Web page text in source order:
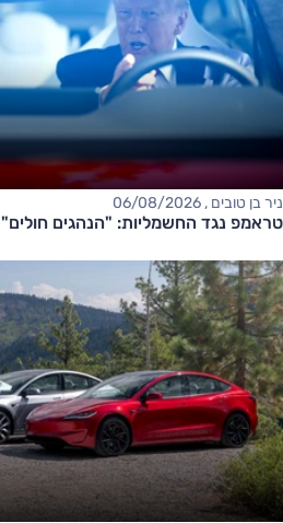
ניר בן טובים , 06/08/2026
טראמפ נגד החשמליות: "הנהגים חולים"